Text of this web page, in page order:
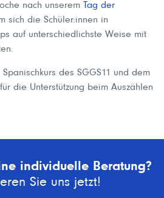
nach unserem Tag der
sich die Schüler:innen in
auf unterschiedlichste Weise mit
des SGGS11 und dem
die Unterstützung beim Auszählen
individuelle Beratung?
Sie uns jetzt!